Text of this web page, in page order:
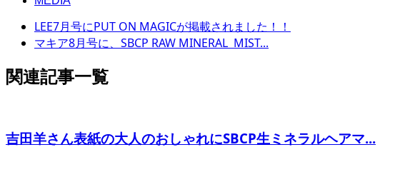
LEE7月号にPUT ON MAGICが掲載されました！！
マキア8月号に、SBCP RAW MINERAL MIST...
関連記事一覧
吉田羊さん表紙の大人のおしゃれにSBCP生ミネラルヘアマ...